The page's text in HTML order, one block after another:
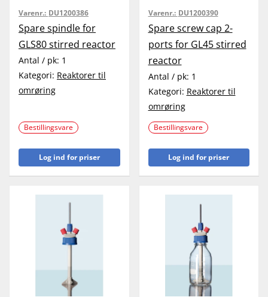
Varenr.: DU1200386
Spare spindle for
GLS80 stirred reactor
Antal / pk: 1
Kategori: Reaktorer til
omrøring
Bestillingsvare
Log ind for priser
Varenr.: DU1200390
Spare screw cap 2-
ports for GL45 stirred
reactor
Antal / pk: 1
Kategori: Reaktorer til
omrøring
Bestillingsvare
Log ind for priser